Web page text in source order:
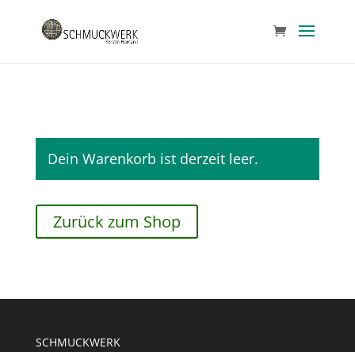
Dein Warenkorb ist derzeit leer.
Zurück zum Shop
SCHMUCKWERK